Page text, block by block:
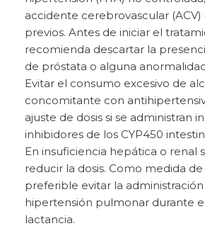
accidente cerebrovascular (ACV)
previos. Antes de iniciar el
recomienda descartar la
de próstata o alguna
Evitar el consumo excesivo de
concomitante con
ajuste de dosis si se administran
inhibidores de los CYP450
En insuficiencia hepática o renal
reducir la dosis. Como medida
preferible evitar la administración
hipertensión pulmonar durante
lactancia.